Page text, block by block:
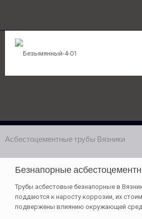
Асбестоцементные трубы Вязники
Безнапорные
Трубы асбестовые безнапорные в
поддаются к наросту коррозии, их
подвержены влиянию окружающей